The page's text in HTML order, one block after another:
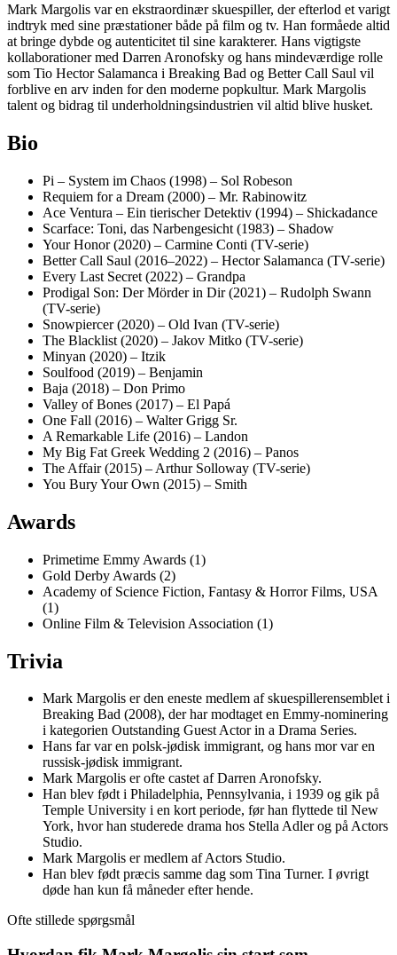
Mark Margolis var en ekstraordinær skuespiller, der efterlod et varigt
indtryk med sine præstationer både på film og tv. Han formåede altid
at bringe dybde og autenticitet til sine karakterer. Hans vigtigste
kollaborationer med Darren Aronofsky og hans mindeværdige rolle
som Tio Hector Salamanca i Breaking Bad og Better Call Saul vil
forblive en arv inden for den moderne popkultur. Mark Margolis
talent og bidrag til underholdningsindustrien vil altid blive husket.
Bio
Pi – System im Chaos (1998) – Sol Robeson
Requiem for a Dream (2000) – Mr. Rabinowitz
Ace Ventura – Ein tierischer Detektiv (1994) – Shickadance
Scarface: Toni, das Narbengesicht (1983) – Shadow
Your Honor (2020) – Carmine Conti (TV-serie)
Better Call Saul (2016–2022) – Hector Salamanca (TV-serie)
Every Last Secret (2022) – Grandpa
Prodigal Son: Der Mörder in Dir (2021) – Rudolph Swann
(TV-serie)
Snowpiercer (2020) – Old Ivan (TV-serie)
The Blacklist (2020) – Jakov Mitko (TV-serie)
Minyan (2020) – Itzik
Soulfood (2019) – Benjamin
Baja (2018) – Don Primo
Valley of Bones (2017) – El Papá
One Fall (2016) – Walter Grigg Sr.
A Remarkable Life (2016) – Landon
My Big Fat Greek Wedding 2 (2016) – Panos
The Affair (2015) – Arthur Solloway (TV-serie)
You Bury Your Own (2015) – Smith
Awards
Primetime Emmy Awards (1)
Gold Derby Awards (2)
Academy of Science Fiction, Fantasy & Horror Films, USA
(1)
Online Film & Television Association (1)
Trivia
Mark Margolis er den eneste medlem af skuespillerensemblet i
Breaking Bad (2008), der har modtaget en Emmy-nominering
i kategorien Outstanding Guest Actor in a Drama Series.
Hans far var en polsk-jødisk immigrant, og hans mor var en
russisk-jødisk immigrant.
Mark Margolis er ofte castet af Darren Aronofsky.
Han blev født i Philadelphia, Pennsylvania, i 1939 og gik på
Temple University i en kort periode, før han flyttede til New
York, hvor han studerede drama hos Stella Adler og på Actors
Studio.
Mark Margolis er medlem af Actors Studio.
Han blev født præcis samme dag som Tina Turner. I øvrigt
døde han kun få måneder efter hende.
Ofte stillede spørgsmål